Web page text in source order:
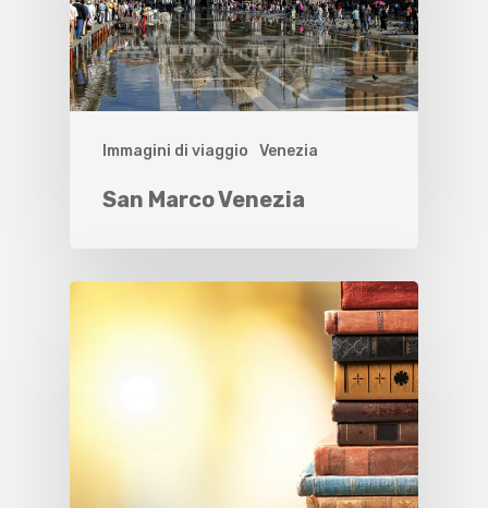
Immagini di viaggio Venezia
San Marco Venezia